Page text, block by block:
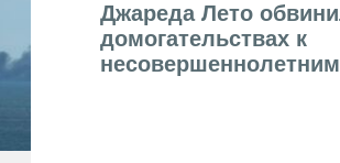
Джареда Лето
домогательствах к
несовершеннолетним